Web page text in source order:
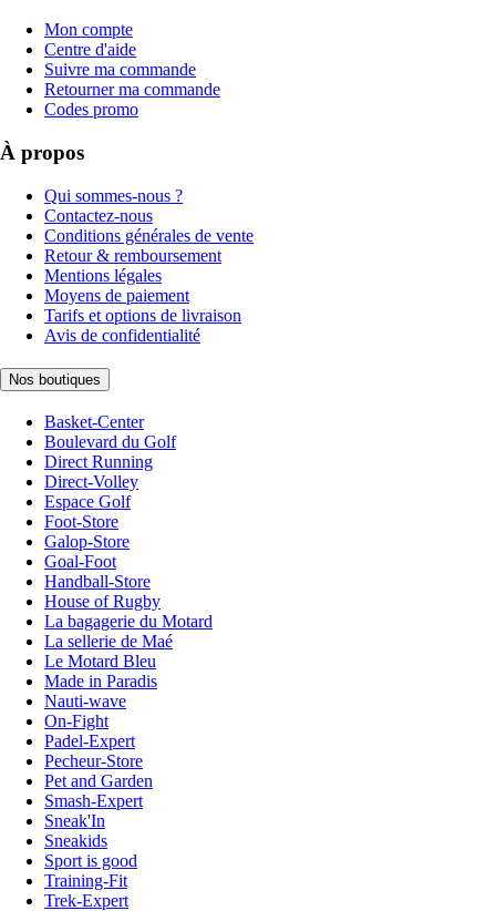
Mon compte
Centre d'aide
Suivre ma commande
Retourner ma commande
Codes promo
À propos
Qui sommes-nous ?
Contactez-nous
Conditions générales de vente
Retour & remboursement
Mentions légales
Moyens de paiement
Tarifs et options de livraison
Avis de confidentialité
Nos boutiques
Basket-Center
Boulevard du Golf
Direct Running
Direct-Volley
Espace Golf
Foot-Store
Galop-Store
Goal-Foot
Handball-Store
House of Rugby
La bagagerie du Motard
La sellerie de Maé
Le Motard Bleu
Made in Paradis
Nauti-wave
On-Fight
Padel-Expert
Pecheur-Store
Pet and Garden
Smash-Expert
Sneak'In
Sneakids
Sport is good
Training-Fit
Trek-Expert